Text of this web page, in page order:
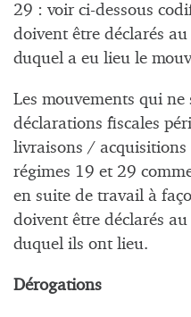
29 : voir ci-dessous
doivent être déclarés
duquel a eu lieu le
Les mouvements qui ne
déclarations fiscales
livraisons / acquisitions
régimes 19 et 29
en suite de travail à
doivent être déclarés
duquel ils ont lieu.
Dérogations